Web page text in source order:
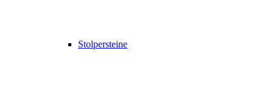
Stolpersteine